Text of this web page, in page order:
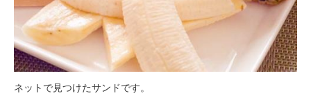
ネットで見つけたサンドです。